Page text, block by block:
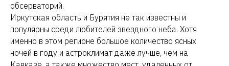
обсерваторий.
Иркутская область и Бурятия не так известны и
популярны среди любителей звездного неба. Хотя
именно в этом регионе большое количество ясных
ночей в году и астроклимат даже лучше, чем на